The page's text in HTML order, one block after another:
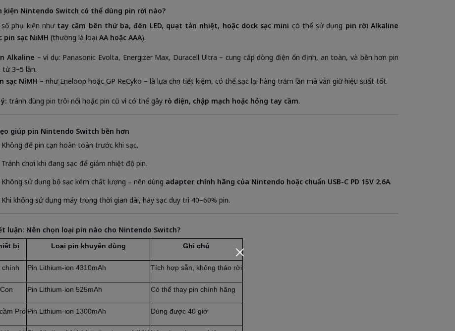
kiện Nintendo Switch có thể dùng pin rời nào?
phụ kiện như tay cầm bên thứ ba, đèn LED, quạt tản nhiệt, hoặc dock sạc mini có thể sử dụng pin rời Alkaline
pin sạc NiMH (thường là loại AA hoặc AAA).
Alkaline – ví dụ: Panasonic Evolta, Energizer Max, Duracell Ultra – cung cấp dòng điện ổn định, an toàn, và bền hơn pin
từ 3–5 lần.
sạc NiMH – như Eneloop hoặc GP ReCyko – là lựa chọn tiết kiệm, có thể sạc lại hàng trăm lần mà vẫn giữ hiệu suất tốt.
tránh dùng pin trôi nổi hoặc pin cũ vì có thể gây rò điện, chập mạch hoặc hỏng tay cầm.
giúp pin Nintendo Switch bền hơn
Không để pin cạn hoàn toàn trước khi sạc.
Tránh chơi khi đang sạc để giảm nhiệt độ pin.
Không sử dụng bộ sạc kém chất lượng – nên dùng adapter chính hãng của Nintendo hoặc chuẩn USB-C PD 15V 2.6A.
Khi không sử dụng máy trong thời gian dài, hãy sạc duy trì 40–60% pin.
luận: Nên chọn loại pin nào cho Nintendo Switch?
bị Loại pin khuyên dùng Ghi chú
chính Pin Lithium-ion 4310mAh Tích hợp sẵn, không tháo rời
Pin Lithium-ion 525mAh Có thể thay pin chính hãng
Pro Pin Lithium-ion 1300mAh Dùng được 40 giờ